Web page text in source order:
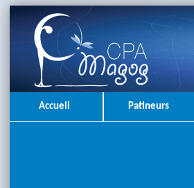
Accueil Patineurs